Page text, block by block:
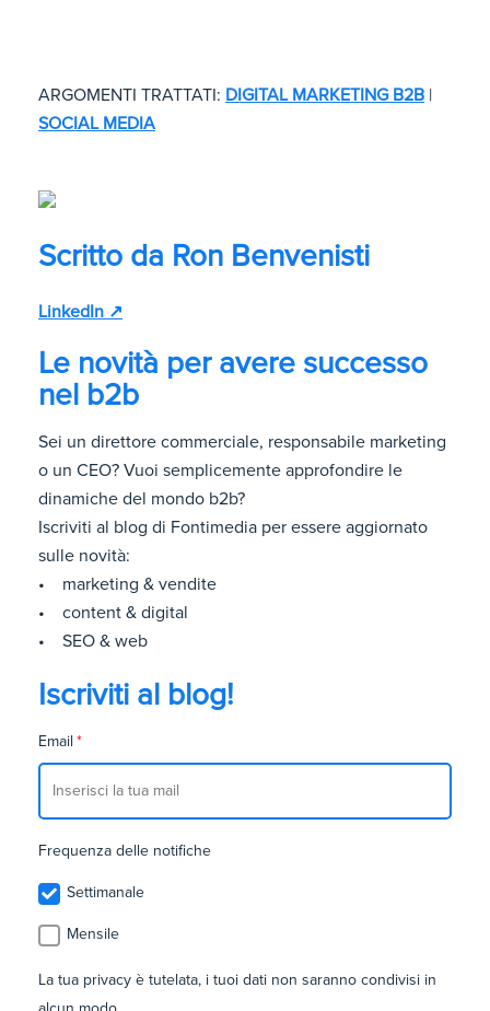
ARGOMENTI TRATTATI: DIGITAL MARKETING B2B |
SOCIAL MEDIA
Scritto da Ron Benvenisti
LinkedIn ↗
Le novità per avere successo
nel b2b
Sei un direttore commerciale, responsabile marketing
o un CEO? Vuoi semplicemente approfondire le
dinamiche del mondo b2b?
Iscriviti al blog di Fontimedia per essere aggiornato
sulle novità:
• marketing & vendite
• content & digital
• SEO & web
Iscriviti al blog!
Email *
Frequenza delle notifiche
Settimanale
Mensile
La tua privacy è tutelata, i tuoi dati non saranno condivisi in